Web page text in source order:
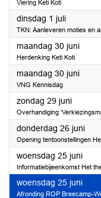
Viering Keti Koti
dinsdag 1 juli2025
TKN: Aanleveren moties en
maandag 30 juni2025
Herdenking Keti Koti
maandag 30 juni2025
VNG Kennisdag
zondag 29 juni2025
Overhandiging
donderdag 26 juni2025
Opening tentoonstellingen
woensdag 25 juni2025
Informatiebijeenkomst Het
woensdag 25 juni2025
Afronding ROP Breecamp-